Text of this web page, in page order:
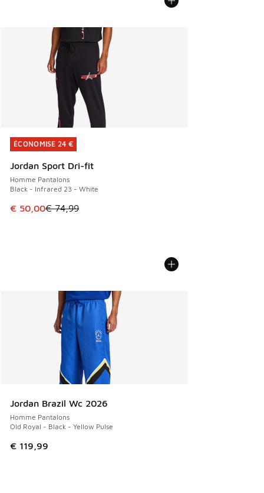
ÉCONOMISE 24 €
Jordan Sport Dri-fit
Homme Pantalons
Black - Infrared 23 - White
Cet article est en promotion. Prix en baisse de € 74,99 à
€ 50,00€ 74,99
ÉCONOMISE 24 €
Jordan Brazil Wc 2026
Homme Pantalons
Old Royal - Black - Yellow Pulse
€ 119,99